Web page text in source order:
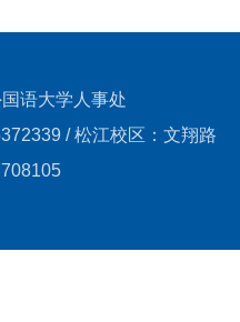
语大学人事处
/ 松江校区：文翔路